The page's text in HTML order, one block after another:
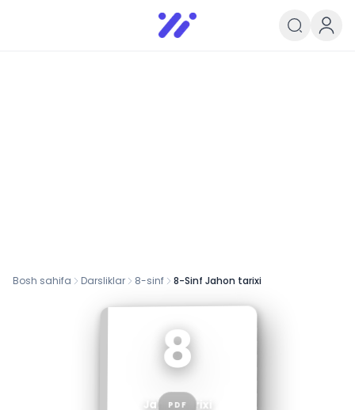
Infoedu
Ta&#039;lim xabarlari va
Bosh sahifa Darsliklar 8-sinf 8-Sinf Jahon tarixi
8
Jahon tarixi
PDF